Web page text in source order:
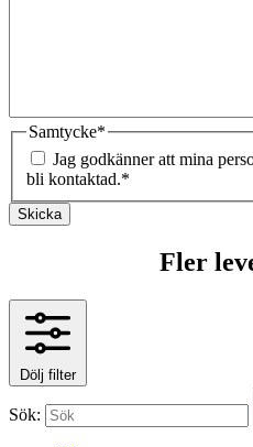
Samtycke*
Jag godkänner att mina
bli kontaktad.*
Skicka
Fler
Dölj filter
Sök: